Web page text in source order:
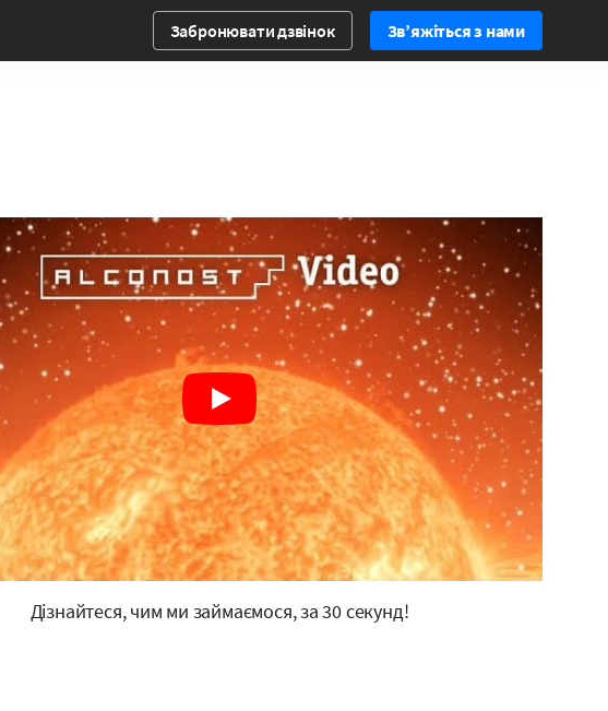
Забронювати дзвінок Зв’яжіться з нами
Дізнайтеся, чим ми займаємося, за 30 секунд!